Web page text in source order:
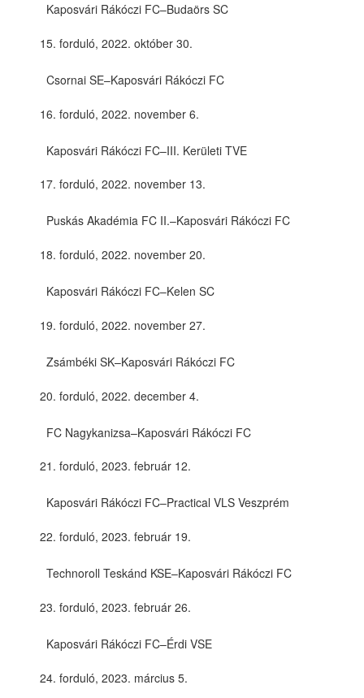
Kaposvári Rákóczi FC–Budaörs SC
forduló, 2022. október 30.
Csornai SE–Kaposvári Rákóczi FC
forduló, 2022. november 6.
Kaposvári Rákóczi FC–III. Kerületi TVE
forduló, 2022. november 13.
Puskás Akadémia FC II.–Kaposvári Rákóczi FC
forduló, 2022. november 20.
Kaposvári Rákóczi FC–Kelen SC
forduló, 2022. november 27.
Zsámbéki SK–Kaposvári Rákóczi FC
forduló, 2022. december 4.
FC Nagykanizsa–Kaposvári Rákóczi FC
forduló, 2023. február 12.
Kaposvári Rákóczi FC–Practical VLS Veszprém
forduló, 2023. február 19.
Technoroll Teskánd KSE–Kaposvári Rákóczi FC
forduló, 2023. február 26.
Kaposvári Rákóczi FC–Érdi VSE
forduló, 2023. március 5.